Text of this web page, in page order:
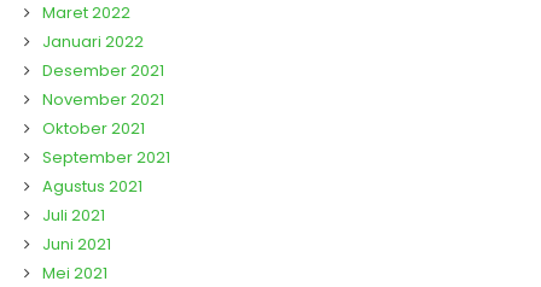
Maret 2022
Januari 2022
Desember 2021
November 2021
Oktober 2021
September 2021
Agustus 2021
Juli 2021
Juni 2021
Mei 2021